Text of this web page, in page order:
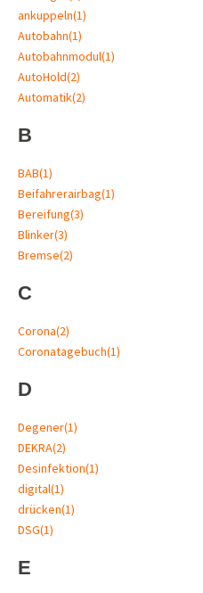
ankuppeln(1)
Autobahn(1)
Autobahnmodul(1)
AutoHold(2)
Automatik(2)
B
BAB(1)
Beifahrerairbag(1)
Bereifung(3)
Blinker(3)
Bremse(2)
C
Corona(2)
Coronatagebuch(1)
D
Degener(1)
DEKRA(2)
Desinfektion(1)
digital(1)
drücken(1)
DSG(1)
E